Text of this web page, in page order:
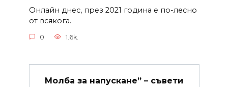
Онлайн днес, през 2021 година е по-лесно
от всякога.
0 1.6k.
Молба за напускане” – съвети